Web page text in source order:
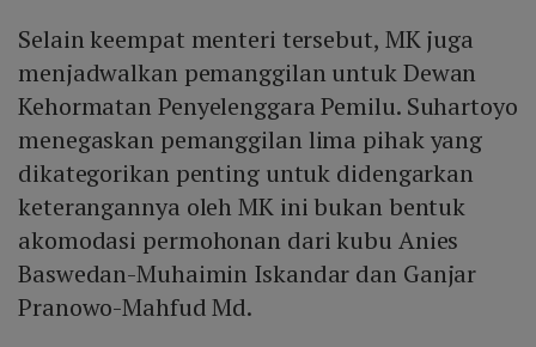
Selain keempat menteri tersebut, MK juga
menjadwalkan pemanggilan untuk Dewan
Kehormatan Penyelenggara Pemilu. Suhartoyo
menegaskan pemanggilan lima pihak yang
dikategorikan penting untuk didengarkan
keterangannya oleh MK ini bukan bentuk
akomodasi permohonan dari kubu Anies
Baswedan-Muhaimin Iskandar dan Ganjar
Pranowo-Mahfud Md.